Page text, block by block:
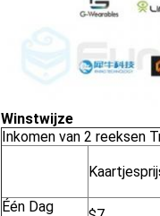
Winstwijze
Inkomen van 2 reeksen
Één Dag